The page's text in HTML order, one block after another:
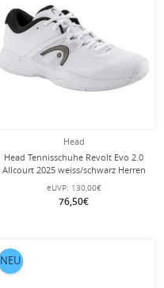
Head
Head Tennisschuhe Revolt Evo 2.0
Allcourt 2025 weiss/schwarz Herren
eUVP: 130,00€
76,50€
NEU